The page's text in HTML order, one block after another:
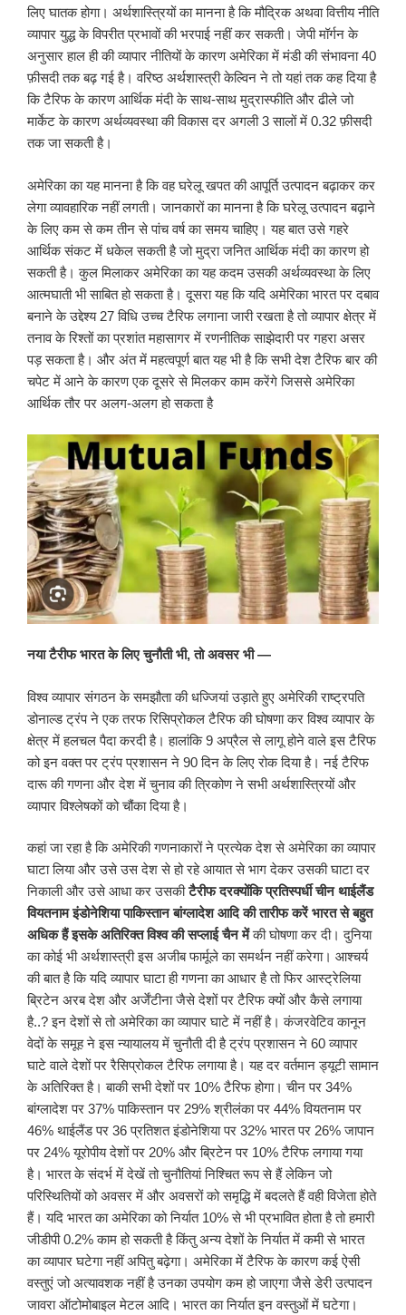
लिए घातक होगा। अर्थशास्त्रियों का मानना है कि मौद्रिक अथवा वित्तीय नीति
व्यापार युद्ध के विपरीत प्रभावों की भरपाई नहीं कर सकती। जेपी मॉर्गन के
अनुसार हाल ही की व्यापार नीतियों के कारण अमेरिका में मंडी की संभावना 40
फ़ीसदी तक बढ़ गई है। वरिष्ठ अर्थशास्त्री केल्विन ने तो यहां तक कह दिया है
कि टैरिफ के कारण आर्थिक मंदी के साथ-साथ मुद्रास्फीति और ढीले जो
मार्केट के कारण अर्थव्यवस्था की विकास दर अगली 3 सालों में 0.32 फ़ीसदी
तक जा सकती है।
अमेरिका का यह मानना है कि वह घरेलू खपत की आपूर्ति उत्पादन बढ़ाकर कर
लेगा व्यावहारिक नहीं लगती। जानकारों का मानना है कि घरेलू उत्पादन बढ़ाने
के लिए कम से कम तीन से पांच वर्ष का समय चाहिए। यह बात उसे गहरे
आर्थिक संकट में धकेल सकती है जो मुद्रा जनित आर्थिक मंदी का कारण हो
सकती है। कुल मिलाकर अमेरिका का यह कदम उसकी अर्थव्यवस्था के लिए
आत्मघाती भी साबित हो सकता है। दूसरा यह कि यदि अमेरिका भारत पर दबाव
बनाने के उद्देश्य 27 विधि उच्च टैरिफ लगाना जारी रखता है तो व्यापार क्षेत्र में
तनाव के रिश्तों का प्रशांत महासागर में रणनीतिक साझेदारी पर गहरा असर
पड़ सकता है। और अंत में महत्वपूर्ण बात यह भी है कि सभी देश टैरिफ बार की
चपेट में आने के कारण एक दूसरे से मिलकर काम करेंगे जिससे अमेरिका
आर्थिक तौर पर अलग-अलग हो सकता है
नया टैरीफ भारत के लिए चुनौती भी, तो अवसर भी —
विश्व व्यापार संगठन के समझौता की धज्जियां उड़ाते हुए अमेरिकी राष्ट्रपति
डोनाल्ड ट्रंप ने एक तरफ रिसिप्रोकल टैरिफ की घोषणा कर विश्व व्यापार के
क्षेत्र में हलचल पैदा करदी है। हालांकि 9 अप्रैल से लागू होने वाले इस टैरिफ
को इन वक्त पर ट्रंप प्रशासन ने 90 दिन के लिए रोक दिया है। नई टैरिफ
दारू की गणना और देश में चुनाव की त्रिकोण ने सभी अर्थशास्त्रियों और
व्यापार विश्लेषकों को चौंका दिया है।
कहां जा रहा है कि अमेरिकी गणनाकारों ने प्रत्येक देश से अमेरिका का व्यापार
घाटा लिया और उसे उस देश से हो रहे आयात से भाग देकर उसकी घाटा दर
निकाली और उसे आधा कर उसकीटैरीफ दरक्योंकि प्रतिस्पर्धी चीन थाईलैंड
वियतनाम इंडोनेशिया पाकिस्तान बांग्लादेश आदि की तारीफ करें भारत से बहुत
अधिक हैं इसके अतिरिक्त विश्व की सप्लाई चैन मेंकी घोषणा कर दी। दुनिया
का कोई भी अर्थशास्त्री इस अजीब फार्मूले का समर्थन नहीं करेगा। आश्चर्य
की बात है कि यदि व्यापार घाटा ही गणना का आधार है तो फिर आस्ट्रेलिया
ब्रिटेन अरब देश और अर्जेंटीना जैसे देशों पर टैरिफ क्यों और कैसे लगाया
है..? इन देशों से तो अमेरिका का व्यापार घाटे में नहीं है। कंजरवेटिव कानून
वेदों के समूह ने इस न्यायालय में चुनौती दी है ट्रंप प्रशासन ने 60 व्यापार
घाटे वाले देशों पर रैसिप्रोकल टैरिफ लगाया है। यह दर वर्तमान ड्यूटी सामान
के अतिरिक्त है। बाकी सभी देशों पर 10% टैरिफ होगा। चीन पर 34%
बांग्लादेश पर 37% पाकिस्तान पर 29% श्रीलंका पर 44% वियतनाम पर
46% थाईलैंड पर 36 प्रतिशत इंडोनेशिया पर 32% भारत पर 26% जापान
पर 24% यूरोपीय देशों पर 20% और ब्रिटेन पर 10% टैरिफ लगाया गया
है। भारत के संदर्भ में देखें तो चुनौतियां निश्चित रूप से हैं लेकिन जो
परिस्थितियों को अवसर में और अवसरों को समृद्धि में बदलते हैं वही विजेता होते
हैं। यदि भारत का अमेरिका को निर्यात 10% से भी प्रभावित होता है तो हमारी
जीडीपी 0.2% काम हो सकती है किंतु अन्य देशों के निर्यात में कमी से भारत
का व्यापार घटेगा नहीं अपितु बढ़ेगा। अमेरिका में टैरिफ के कारण कई ऐसी
वस्तुएं जो अत्यावशक नहीं है उनका उपयोग कम हो जाएगा जैसे डेरी उत्पादन
जावरा ऑटोमोबाइल मेटल आदि। भारत का निर्यात इन वस्तुओं में घटेगा।